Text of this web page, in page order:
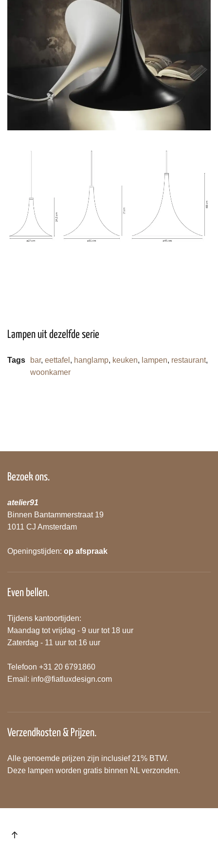
Lampen uit dezelfde serie
Tags bar, eettafel , hanglamp, keuken, lampen, restaurant,
woonkamer
Bezoek ons.
atelier91
Binnen Bantammerstraat 19
1011 CJ Amsterdam
Openingstijden: op afspraak
Even bellen.
Tijdens kantoortijden:
Maandag tot vrijdag - 9 uur tot 18 uur
Zaterdag - 11 uur tot 16 uur
Telefoon +31 20 6791860
Email: info@fiatluxdesign.com
Verzendkosten & Prijzen.
Alle genoemde prijzen zijn inclusief 21% BTW.
Deze lampen worden gratis binnen NL verzonden.